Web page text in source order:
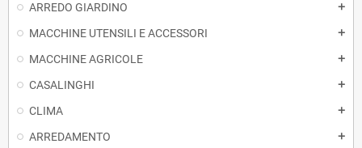
ARREDO GIARDINO add
MACCHINE UTENSILI E ACCESSORI add
MACCHINE AGRICOLE add
CASALINGHI add
CLIMA add
ARREDAMENTO add